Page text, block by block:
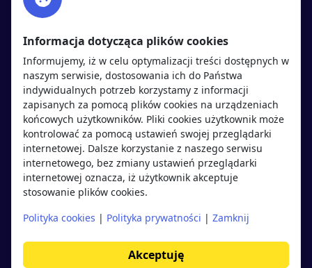
Twitter
Polityka cookies
Polityka prywatności
Kandydaci
Regulamin kandydata
Oferty pracy
Pracodawcy
Opinie o pracodawcach
Blog
Pracodawcy
Regulamin pracodawcy
Dodaj ogłoszenie
Informacja dotycząca plików cookies
Informujemy, iż w celu optymalizacji treści dostępnych w
naszym serwisie, dostosowania ich do Państwa
indywidualnych potrzeb korzystamy z informacji
zapisanych za pomocą plików cookies na urządzeniach
końcowych użytkowników. Pliki cookies użytkownik może
kontrolować za pomocą ustawień swojej przeglądarki
internetowej. Dalsze korzystanie z naszego serwisu
internetowego, bez zmiany ustawień przeglądarki
internetowej oznacza, iż użytkownik akceptuje
stosowanie plików cookies.
Polityka cookies | Polityka prywatności | Zamknij
Akceptuję